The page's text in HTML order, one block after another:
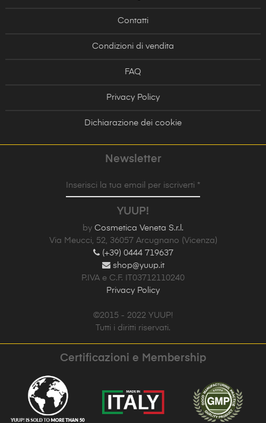
Contatti
Condizioni di vendita
FAQ
Privacy Policy
Dichiarazione dei cookie
Newsletter
Inserisci la tua email per iscriverti *
YUUP!
by Cosmetica Veneta S.r.l.
Via Meucci, 52, 36057 Arcugnano (Vicenza)
(+39) 0444 719637
shop@yuup.it
P.IVA e C.F. IT03712110240
Privacy Policy
©2015 - 2022 YUUP!
Tutti i diritti riservati.
Certificazioni e Membership